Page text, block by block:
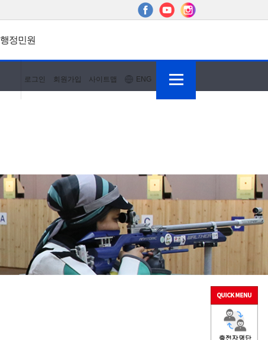
행정민원
로그인 회원가입 사이트맵 ENG